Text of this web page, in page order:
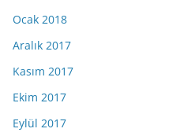
Ocak 2018
Aralık 2017
Kasım 2017
Ekim 2017
Eylül 2017